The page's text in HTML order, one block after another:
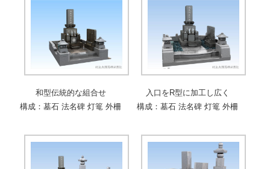
和型伝統的な組合せ
構成：墓石 法名碑 灯篭 外柵
入口をR型に加工し広く
構成：墓石 法名碑 灯篭 外柵